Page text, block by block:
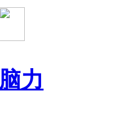
脑力